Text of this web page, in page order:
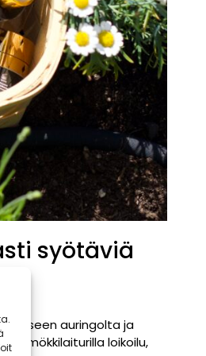
syötäviä
auringolta ja
mökkilaiturilla loikoilu,